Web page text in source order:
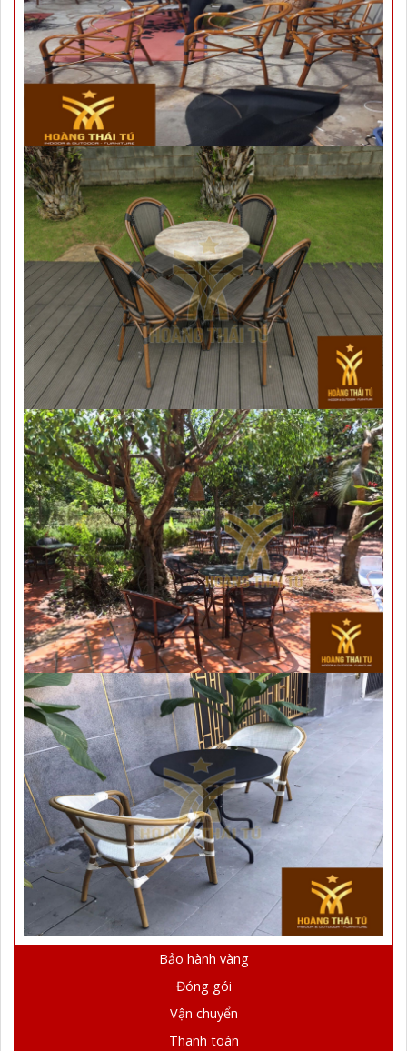
Bảo hành vàng
Đóng gói
Vận chuyển
Thanh toán